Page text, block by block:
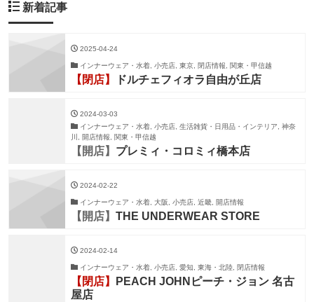
新着記事
2025-04-24
インナーウェア・水着, 小売店, 東京, 閉店情報, 関東・甲信越
【閉店】 ドルチェフィオラ自由が丘店
2024-03-03
インナーウェア・水着, 小売店, 生活雑貨・日用品・インテリア, 神奈
川, 開店情報, 関東・甲信越
【開店】 プレミィ・コロミィ橋本店
2024-02-22
インナーウェア・水着, 大阪, 小売店, 近畿, 開店情報
【開店】 THE UNDERWEAR STORE
2024-02-14
インナーウェア・水着, 小売店, 愛知, 東海・北陸, 閉店情報
【閉店】
PEACH JOHNピーチ・ジョン 名古
屋店